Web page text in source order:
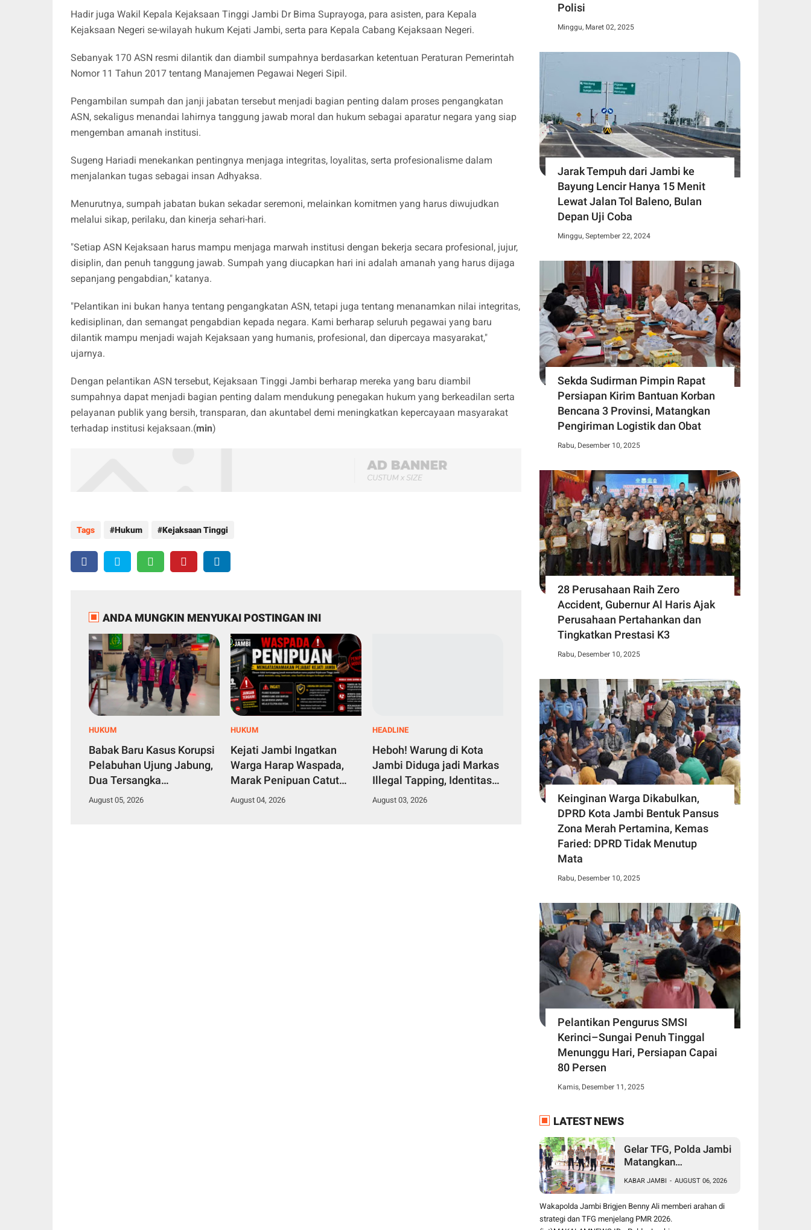
Hadir juga Wakil Kepala Kejaksaan Tinggi Jambi Dr Bima Suprayoga, para asisten, para Kepala
Kejaksaan Negeri se-wilayah hukum Kejati Jambi, serta para Kepala Cabang Kejaksaan Negeri.
Sebanyak 170 ASN resmi dilantik dan diambil sumpahnya berdasarkan ketentuan Peraturan Pemerintah
Nomor 11 Tahun 2017 tentang Manajemen Pegawai Negeri Sipil.
Pengambilan sumpah dan janji jabatan tersebut menjadi bagian penting dalam proses pengangkatan
ASN, sekaligus menandai lahirnya tanggung jawab moral dan hukum sebagai aparatur negara yang siap
mengemban amanah institusi.
Sugeng Hariadi menekankan pentingnya menjaga integritas, loyalitas, serta profesionalisme dalam
menjalankan tugas sebagai insan Adhyaksa.
Menurutnya, sumpah jabatan bukan sekadar seremoni, melainkan komitmen yang harus diwujudkan
melalui sikap, perilaku, dan kinerja sehari-hari.
"Setiap ASN Kejaksaan harus mampu menjaga marwah institusi dengan bekerja secara profesional, jujur,
disiplin, dan penuh tanggung jawab. Sumpah yang diucapkan hari ini adalah amanah yang harus dijaga
sepanjang pengabdian," katanya.
"Pelantikan ini bukan hanya tentang pengangkatan ASN, tetapi juga tentang menanamkan nilai integritas,
kedisiplinan, dan semangat pengabdian kepada negara. Kami berharap seluruh pegawai yang baru
dilantik mampu menjadi wajah Kejaksaan yang humanis, profesional, dan dipercaya masyarakat,"
ujarnya.
Dengan pelantikan ASN tersebut, Kejaksaan Tinggi Jambi berharap mereka yang baru diambil
sumpahnya dapat menjadi bagian penting dalam mendukung penegakan hukum yang berkeadilan serta
pelayanan publik yang bersih, transparan, dan akuntabel demi meningkatkan kepercayaan masyarakat
terhadap institusi kejaksaan.(min)
Tags Hukum Kejaksaan Tinggi
ANDA MUNGKIN MENYUKAI POSTINGAN INI
HUKUM
Babak Baru Kasus Korupsi
Pelabuhan Ujung Jabung,
Dua Tersangka
Dilimpahkan ke JPU untuk
August 05, 2026
HUKUM
Kejati Jambi Ingatkan
Warga Harap Waspada,
Marak Penipuan Catut
Nama Kajati hingga
August 04, 2026
HEADLINE
Heboh! Warung di Kota
Jambi Diduga jadi Markas
Illegal Tapping, Identitas
Pelaku Pencurian Minyak
August 03, 2026
Polisi
Minggu, Maret 02, 2025
Jarak Tempuh dari Jambi ke
Bayung Lencir Hanya 15 Menit
Lewat Jalan Tol Baleno, Bulan
Depan Uji Coba
Minggu, September 22, 2024
Sekda Sudirman Pimpin Rapat
Persiapan Kirim Bantuan Korban
Bencana 3 Provinsi, Matangkan
Pengiriman Logistik dan Obat
Rabu, Desember 10, 2025
28 Perusahaan Raih Zero
Accident, Gubernur Al Haris Ajak
Perusahaan Pertahankan dan
Tingkatkan Prestasi K3
Rabu, Desember 10, 2025
Keinginan Warga Dikabulkan,
DPRD Kota Jambi Bentuk Pansus
Zona Merah Pertamina, Kemas
Faried: DPRD Tidak Menutup
Mata
Rabu, Desember 10, 2025
Pelantikan Pengurus SMSI
Kerinci–Sungai Penuh Tinggal
Menunggu Hari, Persiapan Capai
80 Persen
Kamis, Desember 11, 2025
LATEST NEWS
Gelar TFG, Polda Jambi
Matangkan
Merdeka Run 2026,
Libatkan 1.750
Personel
KABAR JAMBI - AUGUST 06, 2026
Wakapolda Jambi Brigjen Benny Ali memberi arahan di
strategi dan TFG menjelang PMR 2026.